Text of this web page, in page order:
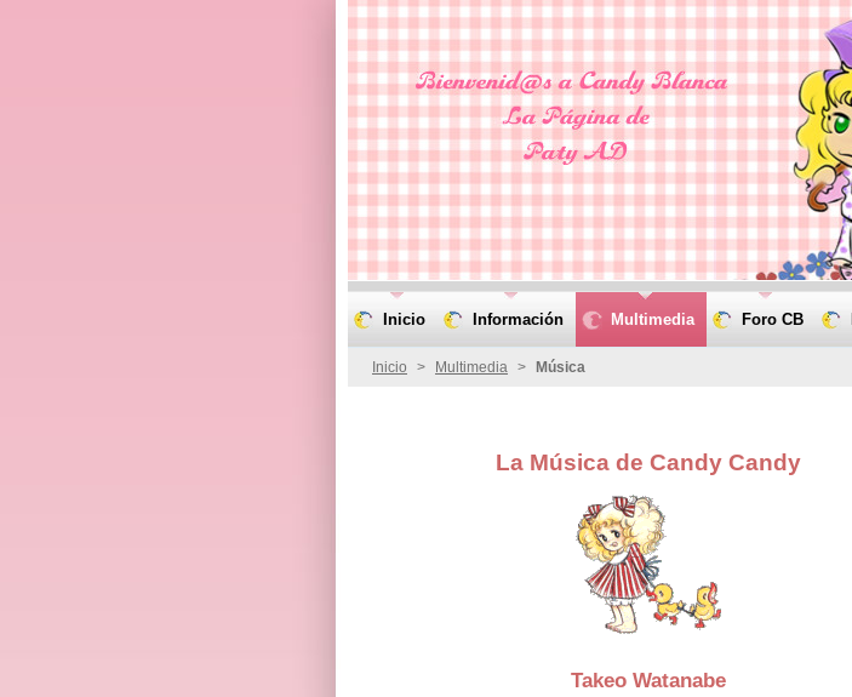
Inicio > Multimedia > Música
La Música de Candy Candy
Takeo Watanabe
Inicio Información Multimedia Foro CB